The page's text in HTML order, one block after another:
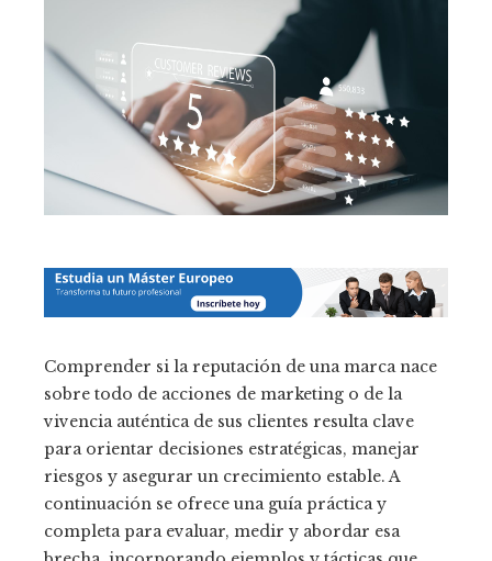
Comprender si la reputación de una marca nace
sobre todo de acciones de marketing o de la
vivencia auténtica de sus clientes resulta clave
para orientar decisiones estratégicas, manejar
riesgos y asegurar un crecimiento estable. A
continuación se ofrece una guía práctica y
completa para evaluar, medir y abordar esa